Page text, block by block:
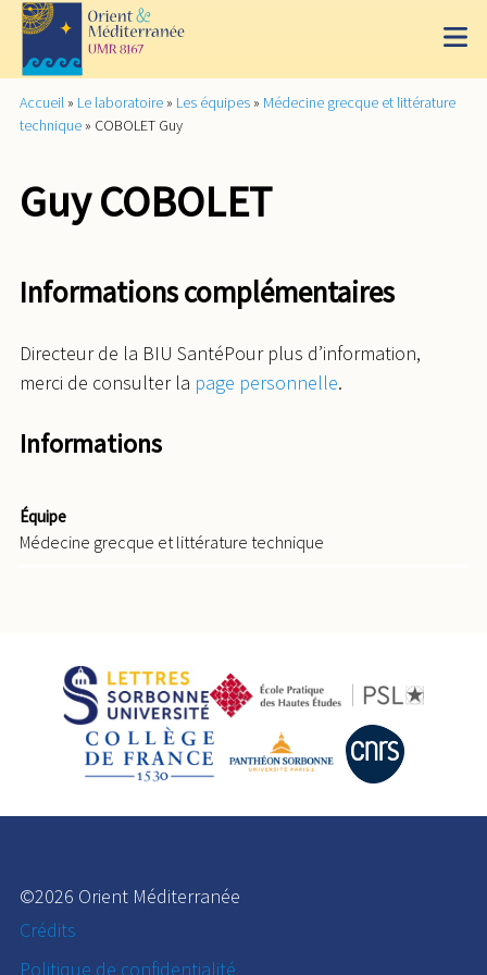
Accueil » Le laboratoire » Les équipes » Médecine grecque et littérature
technique » COBOLET Guy
Guy COBOLET
Informations complémentaires
Directeur de la BIU SantéPour plus d’information,
merci de consulter la page personnelle.
Informations
Équipe
Médecine grecque et littérature technique
©2026 Orient Méditerranée
Crédits
Politique de confidentialité